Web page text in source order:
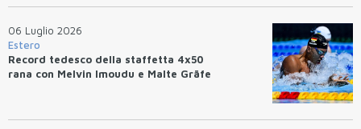
06 Luglio 2026
Estero
Record tedesco della staffetta 4x50
rana con Melvin Imoudu e Malte Gräfe